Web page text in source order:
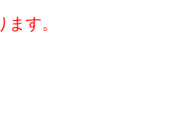
す。